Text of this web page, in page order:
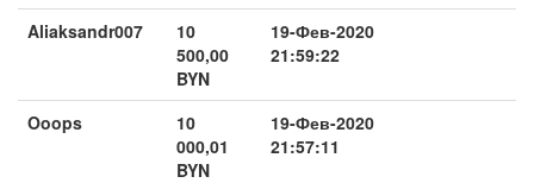
Aliaksandr007
10
500,00
BYN
19-Фев-2020
21:59:22
Ooops
10
000,01
BYN
19-Фев-2020
21:57:11